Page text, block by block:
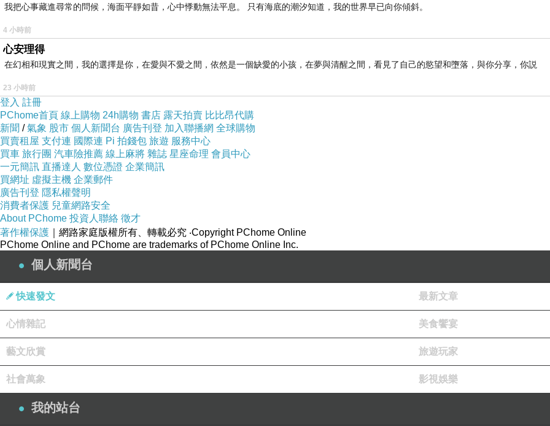
我把心事藏進尋常的問候，海面平靜如昔，心中悸動無法平息。 只有海底的潮汐知道，我的世界早已向你傾斜。
4 小時前
心安理得
在幻相和現實之間，我的選擇是你，在愛與不愛之間，依然是一個缺愛的小孩，在夢與清醒之間，看見了自己的慾望和墮落，與你分享，你説
23 小時前
登入 註冊
PChome首頁 線上購物 24h購物 書店 露天拍賣 比比昂代購
新聞 /氣象 股市 個人新聞台 廣告刊登 加入聯播網 全球購物
買賣租屋 支付連 國際連 Pi 拍錢包 旅遊 服務中心
買車 旅行團 汽車險推薦 線上麻將 雜誌 星座命理 會員中心
一元簡訊 直播達人 數位憑證 企業簡訊
買網址 虛擬主機 企業郵件
廣告刊登 隱私權聲明
消費者保護 兒童網路安全
About PChome 投資人聯絡 徵才
著作權保護 ｜網路家庭版權所有、轉載必究 ‧Copyright PChome Online
PChome Online and PChome are trademarks of PChome Online Inc.
個人新聞台
快速發文 最新文章
心情雜記 美食饗宴
藝文欣賞 旅遊玩家
社會萬象 影視娛樂
我的站台